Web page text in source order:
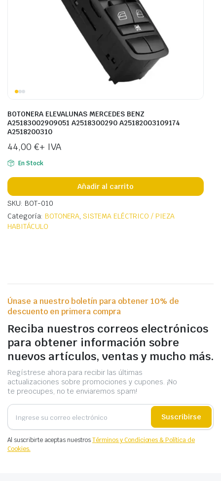
BOTONERA ELEVALUNAS MERCEDES BENZ
A25183002909051 A2518300290 A25182003109174
A2518200310
44,00 €+ IVA
En Stock
Añadir al carrito
SKU: BOT-010
Categoría: BOTONERA,SISTEMA ELÉCTRICO / PIEZA
HABITÁCULO
Únase a nuestro boletín para obtener 10% de
descuento en primera compra
Reciba nuestros correos electrónicos
para obtener información sobre
nuevos artículos, ventas y mucho más.
Regístrese ahora para recibir las últimas
actualizaciones sobre promociones y cupones. ¡No
te preocupes, no te enviaremos spam!
Suscribirse
Al suscribirte aceptas nuestrosTérminos y Condiciones & Política de
Cookies.